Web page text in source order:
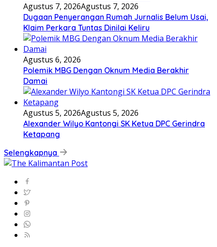
Agustus 7, 2026Agustus 7, 2026
Dugaan Penyerangan Rumah Jurnalis Belum Usai,
Klaim Perkara Tuntas Dinilai Keliru
Agustus 6, 2026
Polemik MBG Dengan Oknum Media Berakhir
Damai
Agustus 5, 2026Agustus 5, 2026
Alexander Wilyo Kantongi SK Ketua DPC Gerindra
Ketapang
Selengkapnya